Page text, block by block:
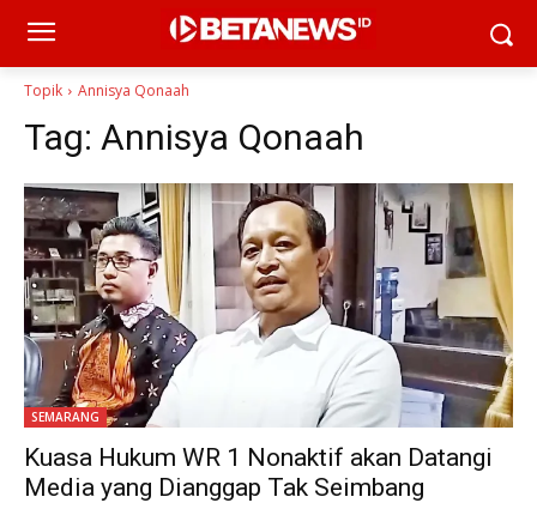
Topik Annisya Qonaah
Tag: Annisya Qonaah
SEMARANG
Kuasa Hukum WR 1 Nonaktif akan Datangi
Media yang Dianggap Tak Seimbang